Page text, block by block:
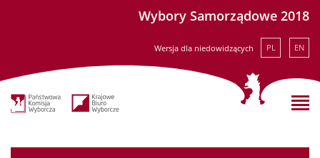
Wybory Samorządowe 2018
Wersja dla niedowidzących PL EN